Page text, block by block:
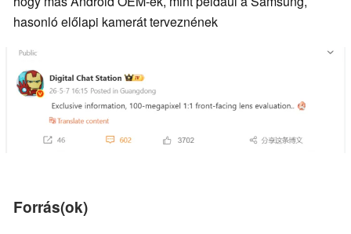
hasonló előlapi kamerát terveznének
Forrás(ok)